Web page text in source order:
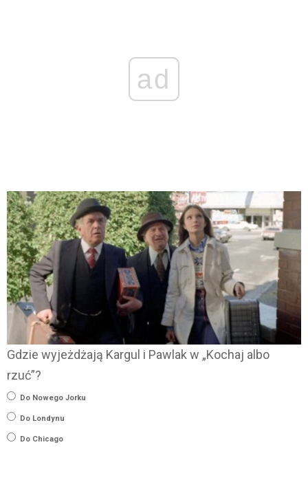
ad
Gdzie wyjeżdżają Kargul i Pawlak w „Kochaj albo
rzuć”?
Do Nowego Jorku
Do Londynu
Do Chicago